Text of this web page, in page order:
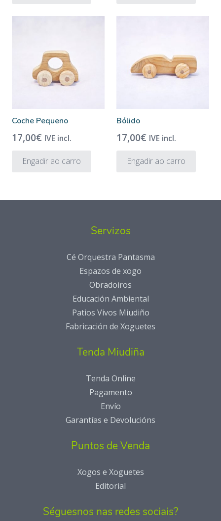
Coche Pequeno
17,00€ IVE incl.
Engadir ao carro
Bólido
17,00€ IVE incl.
Engadir ao carro
Servizos
Cé Orquestra Pantasma
Espazos de xogo
Obradoiros
Educación Ambiental
Patios Vivos Miudiño
Fabricación de Xoguetes
Tenda Miudiña
Tenda Online
Pagamento
Envío
Garantías e Devolucións
Puntos de Venda
Xogos e Xoguetes
Editorial
Séguesnos nas redes sociais?